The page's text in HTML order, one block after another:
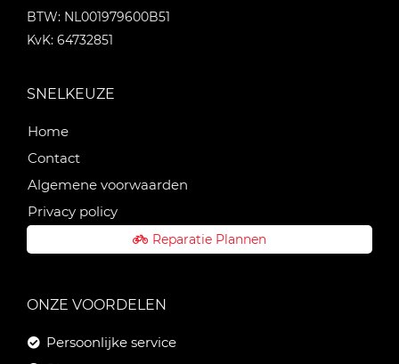
BTW: NL001979600B51
KvK: 64732851
SNELKEUZE
Home
Contact
Algemene voorwaarden
Privacy policy
Reparatie Plannen
ONZE VOORDELEN
Persoonlijke service